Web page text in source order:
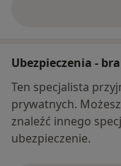
Ubezpieczenia -
Ten specjalista
prywatnych.
znaleźć innego
ubezpieczenie.